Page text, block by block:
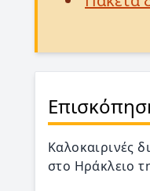
Καλοκαιρινές
στο Ηράκλειο